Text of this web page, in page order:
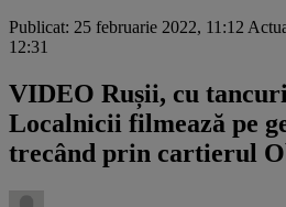
Publicat: 25 februarie 2022, 11:12
12:31
VIDEO Rușii, cu
Localnicii filmează pe
trecând prin cartierul